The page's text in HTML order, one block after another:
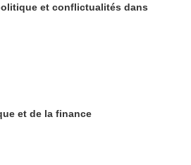
et conflictualités dans
et de la finance